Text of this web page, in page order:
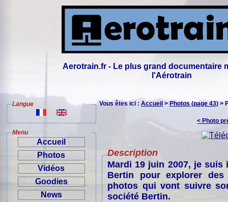
Aerotrain.fr - Le plus grand documentaire
l'Aérotrain
Langue
Menu
Accueil
Photos
Vidéos
Goodies
News
Vous êtes ici : Accueil > Photos (page 43) >
< Photo
Description
Mardi 19 juin 2007, je
Bertin pour explorer
photos qui vont suivre
société Bertin.